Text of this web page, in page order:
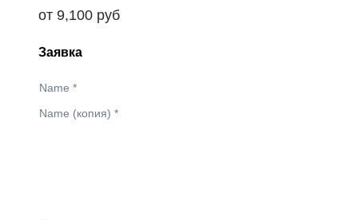
от 9,100 руб
Заявка
Name *
Name (копия) *